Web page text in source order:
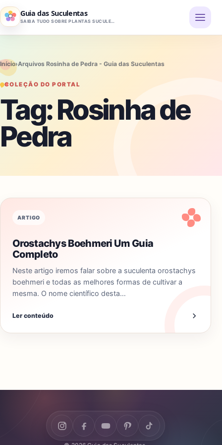
Pular para o conteúdo
Guia das Suculentas
SAIBA TUDO SOBRE PLANTAS SUCULENTAS
Início›Arquivos Rosinha de Pedra - Guia das Suculentas
COLEÇÃO DO PORTAL
Tag:Rosinha de
Pedra
ARTIGO
Orostachys Boehmeri Um Guia
Completo
Neste artigo iremos falar sobre a suculenta orostachys
boehmeri e todas as melhores formas de cultivar a
mesma. O nome científico desta…
Ler conteúdo